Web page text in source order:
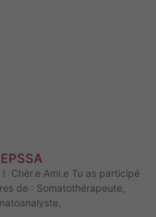
Chèr.e Ami.e Tu as participé
de : Somatothérapeute,